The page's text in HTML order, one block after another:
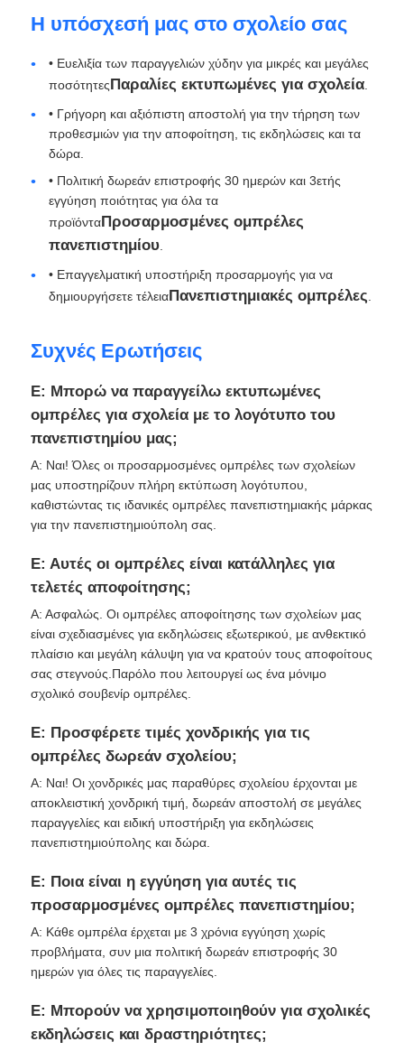
Η υπόσχεσή μας στο σχολείο σας
• Ευελιξία των παραγγελιών χύδην για μικρές και μεγάλες
ποσότητες Παραλίες εκτυπωμένες για σχολεία.
• Γρήγορη και αξιόπιστη αποστολή για την τήρηση των
προθεσμιών για την αποφοίτηση, τις εκδηλώσεις και τα
δώρα.
• Πολιτική δωρεάν επιστροφής 30 ημερών και 3ετής
εγγύηση ποιότητας για όλα τα
προϊόνταΠροσαρμοσμένες ομπρέλες
πανεπιστημίου.
• Επαγγελματική υποστήριξη προσαρμογής για να
δημιουργήσετε τέλειαΠανεπιστημιακές ομπρέλες.
Συχνές Ερωτήσεις
Ε: Μπορώ να παραγγείλω εκτυπωμένες
ομπρέλες για σχολεία με το λογότυπο του
πανεπιστημίου μας;
Α: Ναι! Όλες οι προσαρμοσμένες ομπρέλες των σχολείων
μας υποστηρίζουν πλήρη εκτύπωση λογότυπου,
καθιστώντας τις ιδανικές ομπρέλες πανεπιστημιακής μάρκας
για την πανεπιστημιούπολη σας.
Ε: Αυτές οι ομπρέλες είναι κατάλληλες για
τελετές αποφοίτησης;
Α: Ασφαλώς. Οι ομπρέλες αποφοίτησης των σχολείων μας
είναι σχεδιασμένες για εκδηλώσεις εξωτερικού, με ανθεκτικό
πλαίσιο και μεγάλη κάλυψη για να κρατούν τους αποφοίτους
σας στεγνούς.Παρόλο που λειτουργεί ως ένα μόνιμο
σχολικό σουβενίρ ομπρέλες.
Ε: Προσφέρετε τιμές χονδρικής για τις
ομπρέλες δωρεάν σχολείου;
Α: Ναι! Οι χονδρικές μας παραθύρες σχολείου έρχονται με
αποκλειστική χονδρική τιμή, δωρεάν αποστολή σε μεγάλες
παραγγελίες και ειδική υποστήριξη για εκδηλώσεις
πανεπιστημιούπολης και δώρα.
Ε: Ποια είναι η εγγύηση για αυτές τις
προσαρμοσμένες ομπρέλες πανεπιστημίου;
Α: Κάθε ομπρέλα έρχεται με 3 χρόνια εγγύηση χωρίς
προβλήματα, συν μια πολιτική δωρεάν επιστροφής 30
ημερών για όλες τις παραγγελίες.
Ε: Μπορούν να χρησιμοποιηθούν για σχολικές
εκδηλώσεις και δραστηριότητες;